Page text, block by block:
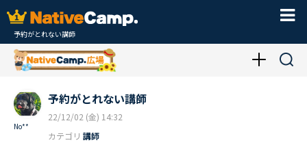
予約がとれない講師
No**
予約がとれない講師
22/12/02 (金) 14:32
カテゴリ 講師